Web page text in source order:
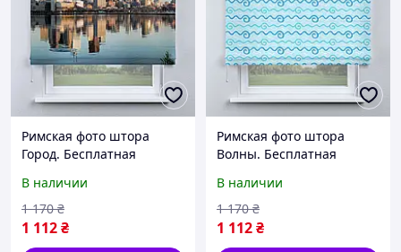
Римская фото штора
Город. Бесплатная
В наличии
1 112₴
1 170 ₴
Римская фото штора
Волны. Бесплатная
В наличии
1 112₴
1 170 ₴